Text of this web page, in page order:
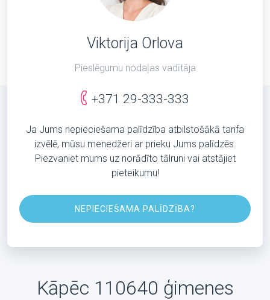
Viktorija Orlova
Pieslēgumu nodaļas vadītāja
+371 29-333-333
Ja Jums nepieciešama palīdzība atbilstošākā tarifa
izvēlē, mūsu menedžeri ar prieku Jums palīdzēs.
Piezvaniet mums uz norādīto tālruni vai atstājiet
pieteikumu!
NEPIECIEŠAMA PALĪDZĪBA?
Kāpēc 110640 ģimenes